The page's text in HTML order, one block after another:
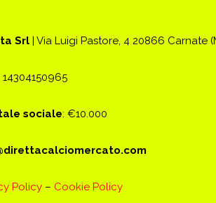
Srl | Via Luigi Pastore, 4 20866 Carnate
14304150965
sociale: €10.000
Policy – Cookie Policy